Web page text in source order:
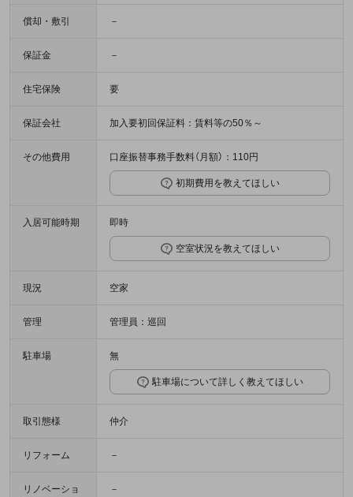
償却・敷引 －
保証金 －
住宅保険 要
保証会社 加入要初回保証料：賃料等の50％～
その他費用 口座振替事務手数料（月額）：110円
初期費用を教えてほしい
入居可能時期 即時
空室状況を教えてほしい
現況 空家
管理 管理員：巡回
駐車場 無
駐車場について詳しく教えてほしい
取引態様 仲介
リフォーム －
リノベーショ
－